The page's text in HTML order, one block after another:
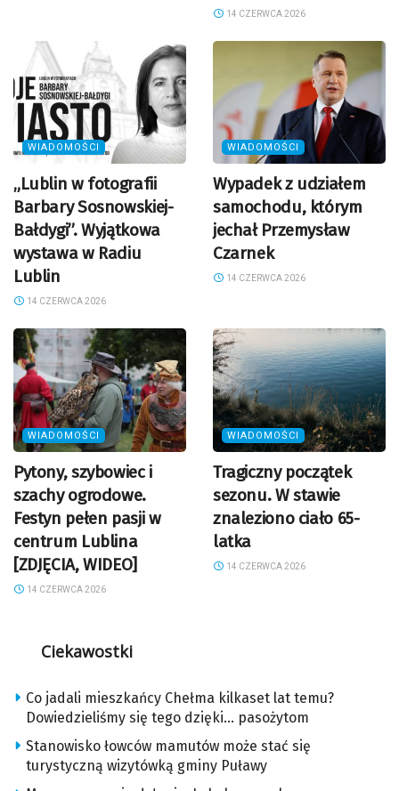
14 CZERWCA 2026
WIADOMOŚCI
„Lublin w fotografii
Barbary Sosnowskiej-
Bałdygi”. Wyjątkowa
wystawa w Radiu
Lublin
14 CZERWCA 2026
WIADOMOŚCI
Wypadek z udziałem
samochodu, którym
jechał Przemysław
Czarnek
14 CZERWCA 2026
WIADOMOŚCI
Pytony, szybowiec i
szachy ogrodowe.
Festyn pełen pasji w
centrum Lublina
[ZDJĘCIA, WIDEO]
14 CZERWCA 2026
WIADOMOŚCI
Tragiczny początek
sezonu. W stawie
znaleziono ciało 65-
latka
14 CZERWCA 2026
Ciekawostki
Co jadali mieszkańcy Chełma kilkaset lat temu?
Dowiedzieliśmy się tego dzięki… pasożytom
Stanowisko łowców mamutów może stać się
turystyczną wizytówką gminy Puławy